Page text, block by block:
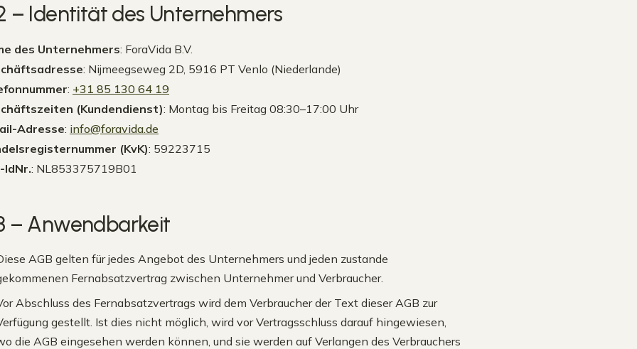
– Identität des Unternehmers
des Unternehmers: ForaVida B.V.
: Nijmeegseweg 2D, 5916 PT Venlo (Niederlande)
: +31 85 130 64 19
(Kundendienst): Montag bis Freitag 08:30–17:00 Uhr
Adresse: info@foravida.de
(KvK): 59223715
IdNr.: NL853375719B01
– Anwendbarkeit
AGB gelten für jedes Angebot des Unternehmers und jeden zustande
Fernabsatzvertrag zwischen Unternehmer und Verbraucher.
Abschluss des Fernabsatzvertrags wird dem Verbraucher der Text dieser AGB zur
gestellt. Ist dies nicht möglich, wird vor Vertragsschluss darauf hingewiesen,
die AGB eingesehen werden können, und sie werden auf Verlangen des Verbrauchers